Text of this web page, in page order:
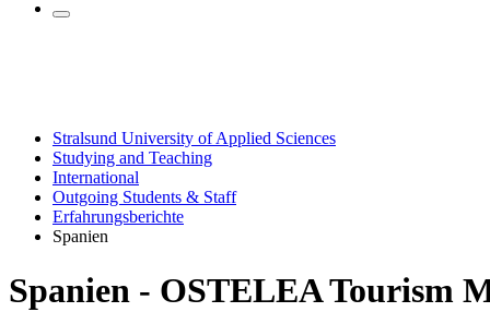
Stralsund University of Applied Sciences
Studying and Teaching
International
Outgoing Students & Staff
Erfahrungsberichte
Spanien
Spanien - OS­TE­LEA Tourism